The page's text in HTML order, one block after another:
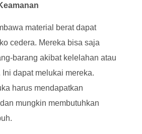
material berat dapat
cedera. Mereka bisa saja
barang akibat kelelahan atau
Ini dapat melukai mereka.
harus mendapatkan
mungkin membutuhkan